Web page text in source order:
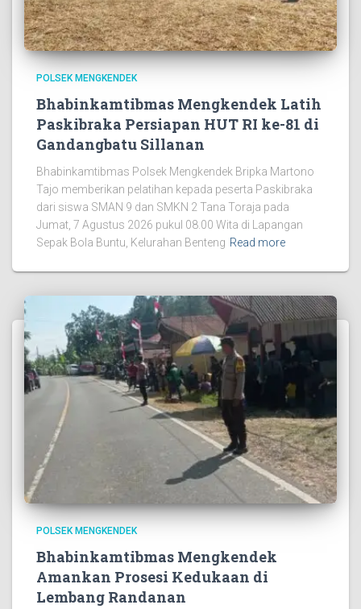
POLSEK MENGKENDEK
Bhabinkamtibmas Mengkendek Latih
Paskibraka Persiapan HUT RI ke-81 di
Gandangbatu Sillanan
Bhabinkamtibmas Polsek Mengkendek Bripka Martono
Tajo memberikan pelatihan kepada peserta Paskibraka
dari siswa SMAN 9 dan SMKN 2 Tana Toraja pada
Jumat, 7 Agustus 2026 pukul 08.00 Wita di Lapangan
Sepak Bola Buntu, Kelurahan Benteng Read more
POLSEK MENGKENDEK
Bhabinkamtibmas Mengkendek
Amankan Prosesi Kedukaan di
Lembang Randanan